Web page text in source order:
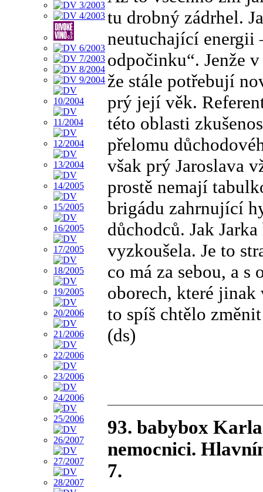
tu drobný zádrhel.
neutuchající energii
odpočinku“. Jenže
že stále potřebují
prý její věk.
této oblasti
přelomu
však prý Jaroslava
prostě nemají
brigádu zahrnující
důchodců. Jak
vyzkoušela. Je to
co má za sebou, a
oborech, které
to spíš chtělo
(ds)
93. babybox
nemocnici.
7.